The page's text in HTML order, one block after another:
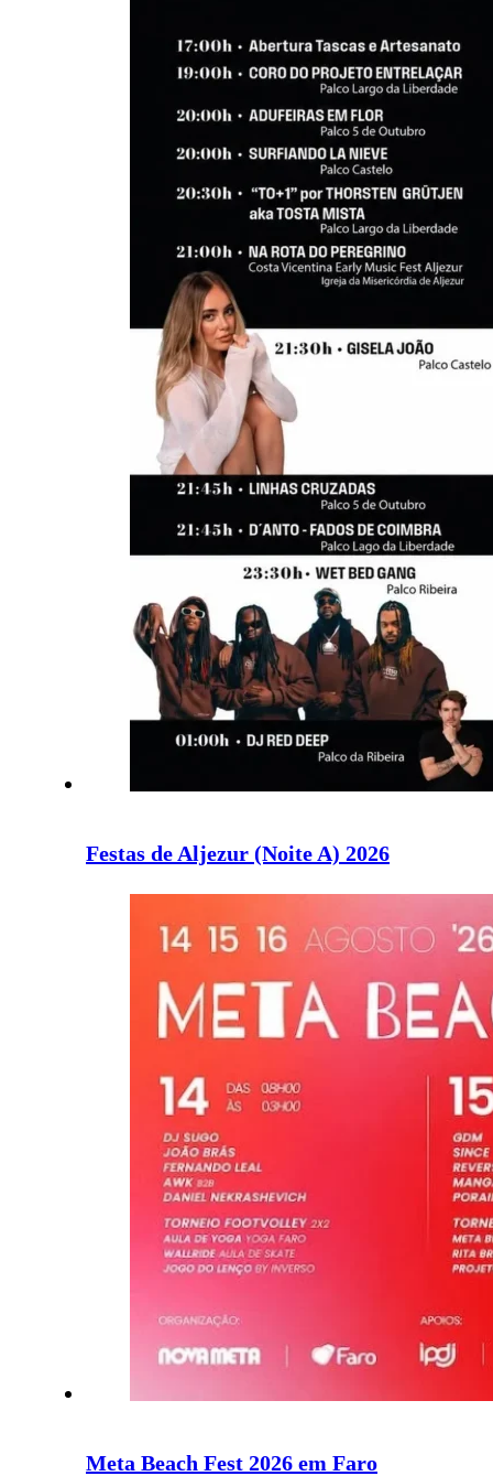
Festas de Aljezur (Noite A) 2026
Meta Beach Fest 2026 em Faro